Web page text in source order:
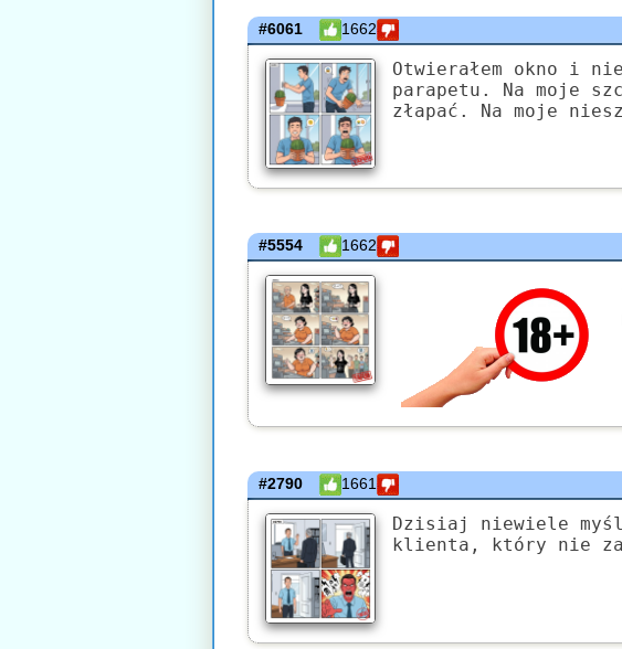
#6061 1662
Otwierałem okno i
parapetu. Na moje
złapać. Na moje
#5554 1662
#2790 1661
Dzisiaj niewiele
klienta, który nie